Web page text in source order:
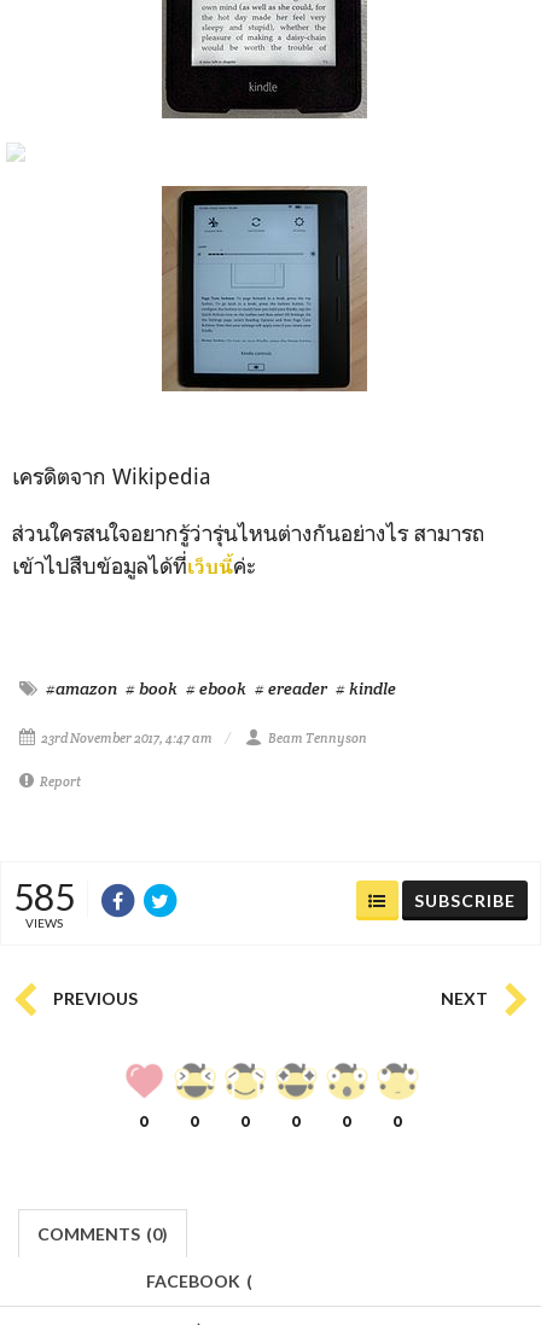
เครดิตจาก Wikipedia
ส่วนใครสนใจอยากรู้ว่ารุ่นไหนต่างกันอย่างไร สามารถ
เข้าไปสืบข้อมูลได้ที่เว็บนี้ค่ะ
#amazon # book # ebook # ereader # kindle
23rd November 2017, 4:47 am Beam Tennyson
Report
585
VIEWS
SUBSCRIBE
PREVIOUS NEXT
0 0 0 0 0 0
COMMENTS (0)
FACEBOOK (